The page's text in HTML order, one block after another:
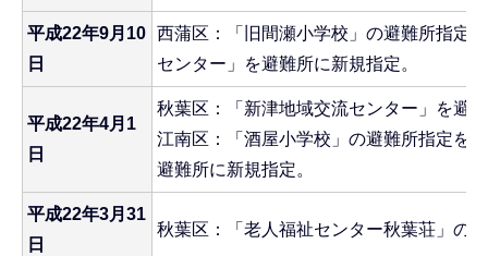
平成22年9月10
日
西蒲区：「旧間瀬小学校」の避難所指定
センター」を避難所に新規指定。
平成22年4月1
日
秋葉区：「新津地域交流センター」を避
江南区：「酒屋小学校」の避難所指定を
避難所に新規指定。
平成22年3月31
日
秋葉区：「老人福祉センター秋葉荘」の